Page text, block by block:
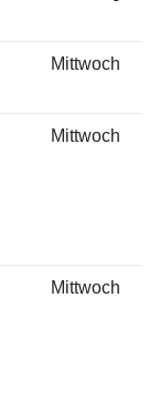
Mittwoch
Mittwoch
Mittwoch